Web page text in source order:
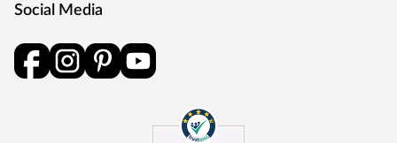
Social Media